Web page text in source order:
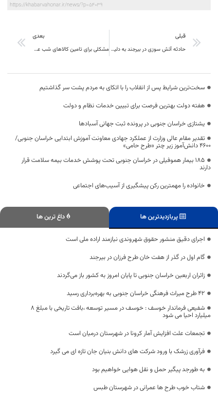
https://khabarvahonar.ir/news/?p=54039
قبلی
حادثه آتش سوزی در بیرجند به دلیل اتصالات برق علت
بعدی
مشکلی برای تامین کالاهای شب عید در خراسان جنوبی وجود ندارد
سخت‌ترین شرایط پس از انقلاب را با اتکای به مردم پشت سر گذاشتیم
هفته دولت بهترین فرصت برای تبیین خدمات نظام و دولت
یشتازی خراسان جنوبی در پرونده ثبت جهانی آسبادها
تقدیر مقام عالی وزارت از عملکرد جهادی معاونت آموزش ابتدایی خراسان جنوبی/
۴۶۰۰ دانش‌آموز زیر چتر «طرح حامی»
۱۸۵ بیمار هموفیلی در خراسان جنوبی تحت پوشش خدمات بیمه سلامت قرار
دارند
خانواده را مهمترین رکن پیشگیری از آسیب‌های اجتماعی
پربازدیدترین ها داغ ترین ها
اجرای دقیق منشور حقوق شهروندی نیازمند اراده ملی است
گام اول در گذر از هفت خان طرح فرزان در بیرجند
زائران اربعین خراسان جنوبی تا پایان امروز به کشور باز می‌گردند
۴۲ طرح میراث فرهنگی خراسان جنوبی به بهره‌برداری رسید
شفیعی فرماندار خوسف : خوسف در مسیر توسعه ،بافت تاریخی با مبلغ 8
میلیارد احیا می شود
تجمعات علت افزایش آمار کرونا در شهرستان درمیان است
فرآوری زرشک با ورود شرکت های دانش بنیان جان تازه ای می گیرد
به طورجد پیگیر حمل و نقل هوایی خواهیم بود
شتاب خوب طرح ها عمرانی در شهرستان طبس